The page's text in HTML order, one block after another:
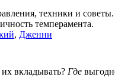
техники и советы.
темперамента.
, Дженни
их вкладывать? Где